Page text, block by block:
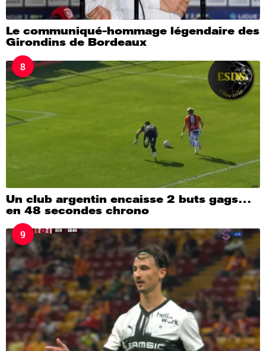
Le communiqué-hommage légendaire des
Girondins de Bordeaux
8
Un club argentin encaisse 2 buts gags…
en 48 secondes chrono
9